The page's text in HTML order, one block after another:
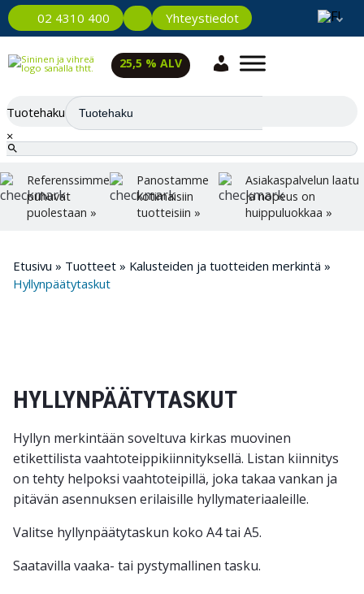
02 4310 400 Yhteystiedot
25,5 % ALV
Tuotehaku
×
Referenssimme
puhuvat
puolestaan »
Panostamme
kotimaisiin
tuotteisiin »
Asiakaspalvelun laatu
ja nopeus on
huippuluokkaa »
Etusivu » Tuotteet » Kalusteiden ja tuotteiden merkintä »
Hyllynpäätytaskut
HYLLYNPÄÄTYTASKUT
Hyllyn merkintään soveltuva kirkas muovinen
etikettilista vaahtoteippikiinnityksellä. Listan kiinnitys
on tehty helpoksi vaahtoteipillä, joka takaa vankan ja
pitävän asennuksen erilaisille hyllymateriaaleille.
Valitse hyllynpäätytaskun koko A4 tai A5.
Saatavilla vaaka- tai pystymallinen tasku.